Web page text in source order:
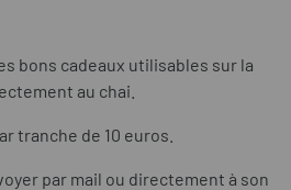
bons cadeaux utilisables sur la
au chai.
tranche de 10 euros.
par mail ou directement à son